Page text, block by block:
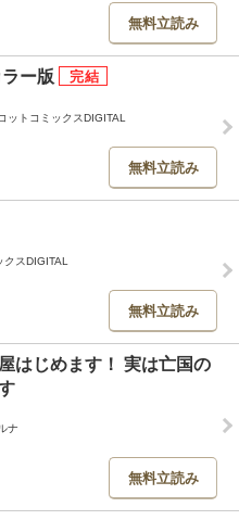
無料立読み
ー版
ットコミックスDIGITAL
無料立読み
スDIGITAL
無料立読み
はじめます！ 実は亡国の
ナ
無料立読み